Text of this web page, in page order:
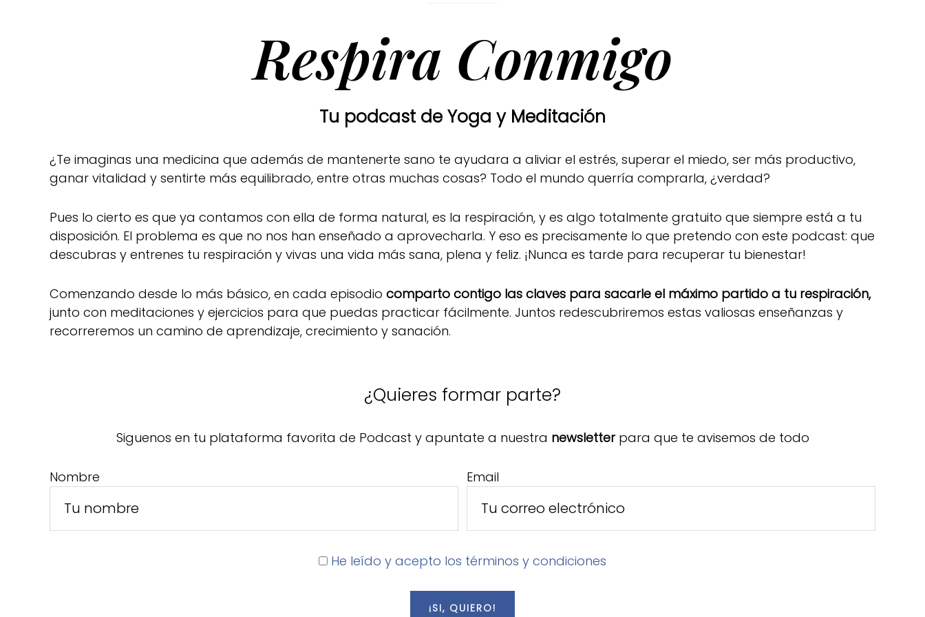
Respira Conmigo
Tu podcast de Yoga y Meditación
¿Te imaginas una medicina que además de mantenerte sano te ayudara a aliviar el estrés, superar el miedo, ser más productivo,
ganar vitalidad y sentirte más equilibrado, entre otras muchas cosas? Todo el mundo querría comprarla, ¿verdad?
Pues lo cierto es que ya contamos con ella de forma natural, es la respiración, y es algo totalmente gratuito que siempre está a tu
disposición. El problema es que no nos han enseñado a aprovecharla. Y eso es precisamente lo que pretendo con este podcast: que
descubras y entrenes tu respiración y vivas una vida más sana, plena y feliz. ¡Nunca es tarde para recuperar tu bienestar!
Comenzando desde lo más básico, en cada episodio comparto contigo las claves para sacarle el máximo partido a tu respiración,
junto con meditaciones y ejercicios para que puedas practicar fácilmente. Juntos redescubriremos estas valiosas enseñanzas y
recorreremos un camino de aprendizaje, crecimiento y sanación.
¿Quieres formar parte?
Siguenos en tu plataforma favorita de Podcast y apuntate a nuestra newsletterpara que te avisemos de todo
Nombre Email
He leído y acepto los términos y condiciones